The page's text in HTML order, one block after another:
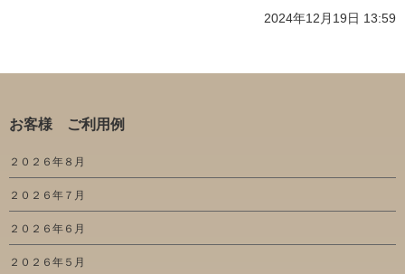
2024年12月19日 13:59
お客様 ご利用例
２０２６年８月
２０２６年７月
２０２６年６月
２０２６年５月